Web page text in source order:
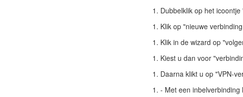
Dubbelklik op het
Klik op "nieuwe
Klik in de wizard op
Kiest u dan voor
Daarna klikt u op "VPN-
- Met een